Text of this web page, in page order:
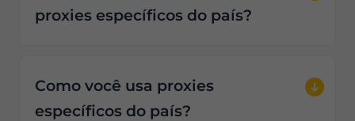
proxies específicos do país?
Como você usa proxies
específicos do país?